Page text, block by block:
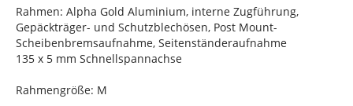
Rahmen: Alpha Gold Aluminium, interne Zugführung,
Gepäckträger- und Schutzblechösen, Post Mount-
Scheibenbremsaufnahme, Seitenständeraufnahme
135 x 5 mm Schnellspannachse
Rahmengröße: M